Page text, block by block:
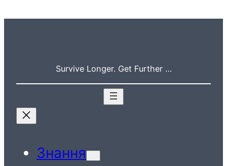
Survive Longer. Get Further …
Знання